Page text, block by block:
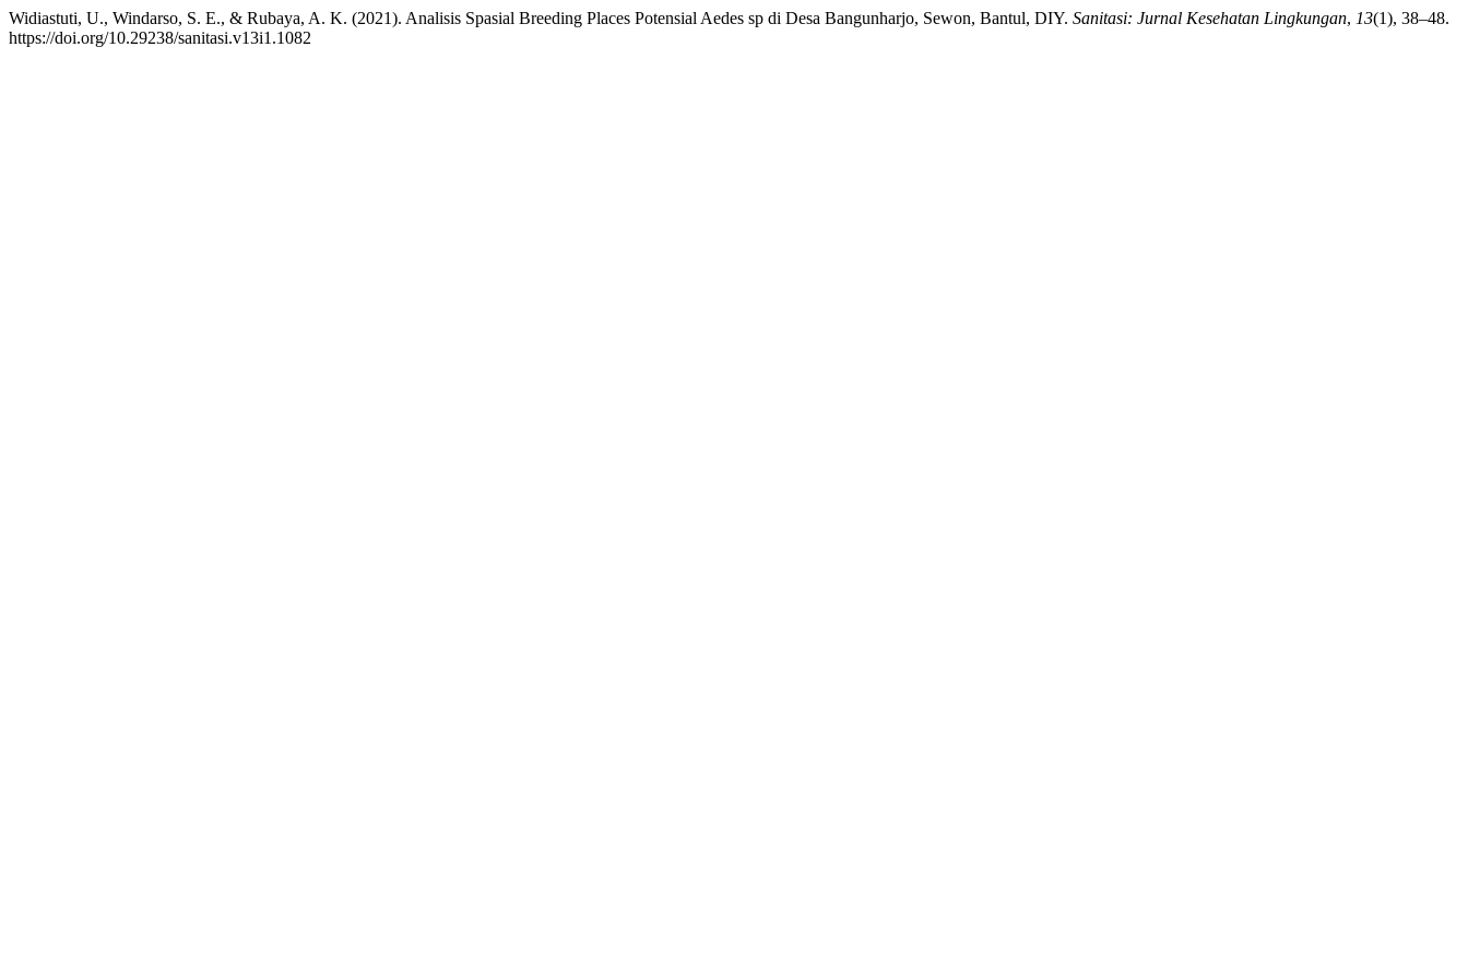
Widiastuti, U., Windarso, S. E., & Rubaya, A. K. (2021). Analisis Spasial Breeding Places Potensial Aedes sp di Desa Bangunharjo, Sewon, Bantul, DIY. Sanitasi: Jurnal Kesehatan Lingkungan, 13(1), 38–48.
https://doi.org/10.29238/sanitasi.v13i1.1082